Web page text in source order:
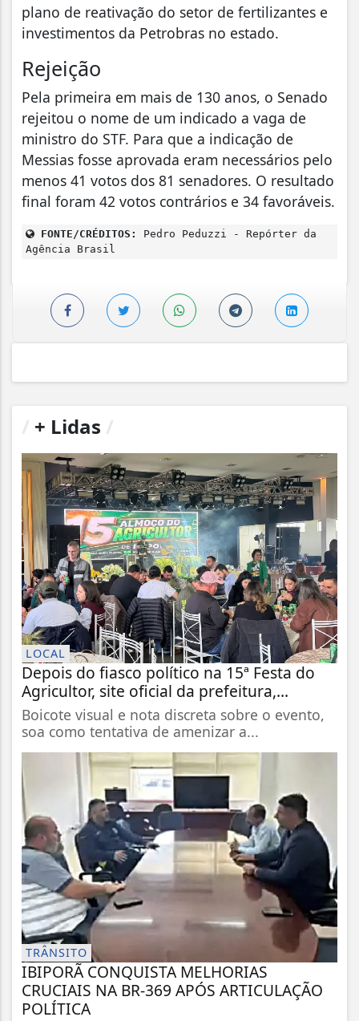
plano de reativação do setor de fertilizantes e
investimentos da Petrobras no estado.
Rejeição
Pela primeira em mais de 130 anos, o Senado
rejeitou o nome de um indicado a vaga de
ministro do STF. Para que a indicação de
Messias fosse aprovada eram necessários pelo
menos 41 votos dos 81 senadores. O resultado
final foram 42 votos contrários e 34 favoráveis.
FONTE/CRÉDITOS:
Pedro Peduzzi - Repórter da
Agência Brasil
+ Lidas
LOCAL
Depois do fiasco político na 15ª Festa do
Agricultor, site oficial da prefeitura,...
Boicote visual e nota discreta sobre o evento,
soa como tentativa de amenizar a...
TRÂNSITO
IBIPORÃ CONQUISTA MELHORIAS
CRUCIAIS NA BR-369 APÓS ARTICULAÇÃO
POLÍTICA